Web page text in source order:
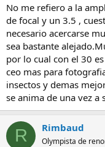
No me refiero a la
de focal y un 3.5 ,
necesario acercarse
sea bastante
por lo cual con el 30
ceo mas para
insectos y demas
se anima de una vez
R Rimbaud
Olympista de